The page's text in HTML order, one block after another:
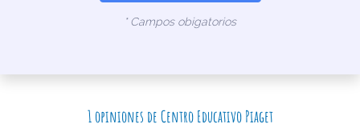
* Campos obigatorios
1 opiniones de Centro Educativo Piaget